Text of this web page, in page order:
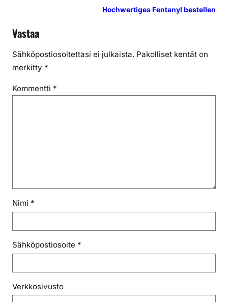
Hochwertiges Fentanyl bestellen
Vastaa
Sähköpostiosoitettasi ei julkaista. Pakolliset kentät on
merkitty *
Kommentti *
Nimi *
Sähköpostiosoite *
Verkkosivusto